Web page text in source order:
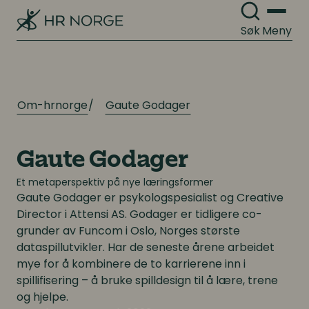
SøkMeny
Digitalisering
Digitale løsninger i virksomheten
Digitalisering
Digitale løsninger i virksomheten
Om-hrnorge Gaute Godager
Gaute Godager
Et metaperspektiv på nye læringsformer
Gaute Godager er psykologspesialist og Creative
Director i Attensi AS. Godager er tidligere co-
grunder av Funcom i Oslo, Norges største
dataspillutvikler. Har de seneste årene arbeidet
mye for å kombinere de to karrierene inn i
spillifisering – å bruke spilldesign til å lære, trene
og hjelpe.